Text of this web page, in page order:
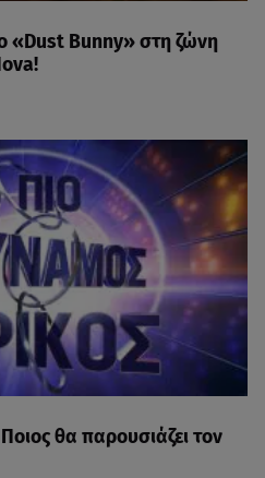
«Dust Bunny» στη ζώνη
θα παρουσιάζει τον